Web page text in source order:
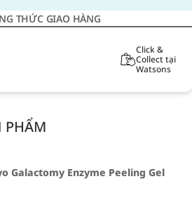
THỨC GIAO HÀNG
Click &
Collect tại
Watsons
PHẨM
Galactomy Enzyme Peeling Gel